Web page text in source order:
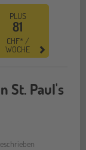
PLUS
81
CHF* /
WOCHE
St. Paul's